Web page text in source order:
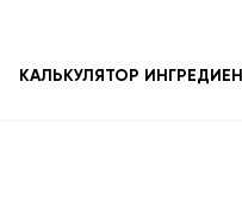
КАЛЬКУЛЯТОР